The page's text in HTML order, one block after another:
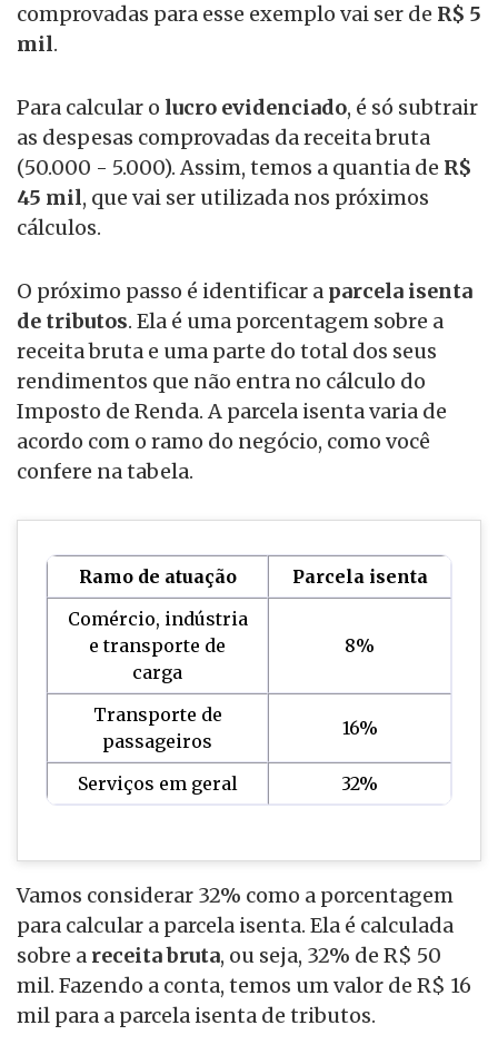
comprovadas para esse exemplo vai ser de R$ 5
mil.
Para calcular o lucro evidenciado, é só subtrair
as despesas comprovadas da receita bruta
(50.000 - 5.000). Assim, temos a quantia de R$
45 mil, que vai ser utilizada nos próximos
cálculos.
O próximo passo é identificar a parcela isenta
de tributos. Ela é uma porcentagem sobre a
receita bruta e uma parte do total dos seus
rendimentos que não entra no cálculo do
Imposto de Renda. A parcela isenta varia de
acordo com o ramo do negócio, como você
confere na tabela.
Ramo de atuação
Parcela isenta
Comércio, indústria
e transporte de
carga
8%
Transporte de
passageiros
16%
Serviços em geral 32%
Vamos considerar 32% como a porcentagem
para calcular a parcela isenta. Ela é calculada
sobre a receita bruta, ou seja, 32% de R$ 50
mil. Fazendo a conta, temos um valor de R$ 16
mil para a parcela isenta de tributos.